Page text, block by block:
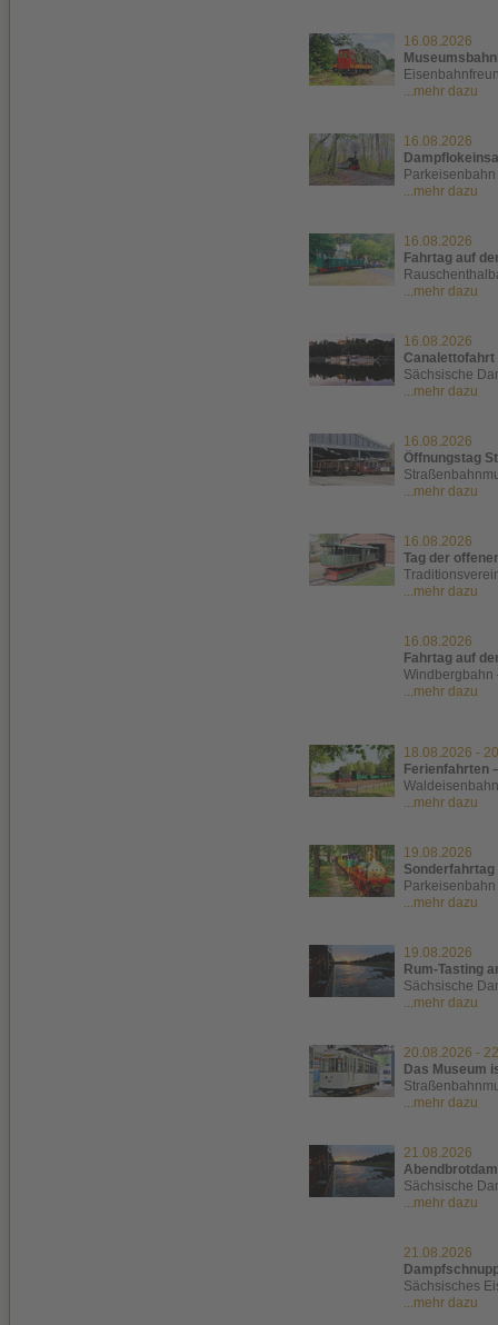
16.08.2026
...mehr dazu
16.08.2026
...mehr dazu
16.08.2026
Fahrtag auf
...mehr dazu
16.08.2026
Canalettofahrt
Sächsische
...mehr dazu
16.08.2026
Öffnungstag
...mehr dazu
16.08.2026
Tag der
...mehr dazu
16.08.2026
Fahrtag auf
Windbergbahn
...mehr dazu
18.08.2026 -
Ferienfahrten
...mehr dazu
19.08.2026
...mehr dazu
19.08.2026
Rum-Tasting
Sächsische
...mehr dazu
20.08.2026 -
Das Museum
...mehr dazu
21.08.2026
Sächsische
...mehr dazu
21.08.2026
Sächsisches
...mehr dazu